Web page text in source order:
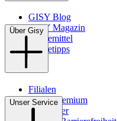
GISY Blog
GISY Magazin
Pflegemittel
Pflegetipps
Über Gisy
Filialen
WMS-Premium
Newsletter
Unser Service